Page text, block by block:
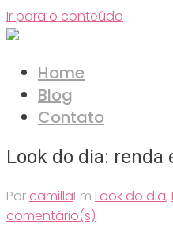
Ir para o conteúdo
Home
Blog
Contato
Look do dia: renda
Por camillaEm Look do dia,
comentário(s)